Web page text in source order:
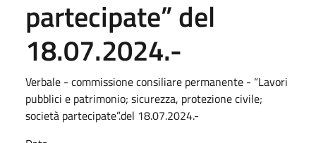
partecipate” del
18.07.2024.-
Verbale - commissione consiliare permanente - “Lavori
pubblici e patrimonio; sicurezza, protezione civile;
società partecipate”.del 18.07.2024.-